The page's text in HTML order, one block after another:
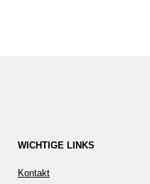
WICHTIGE LINKS
Kontakt